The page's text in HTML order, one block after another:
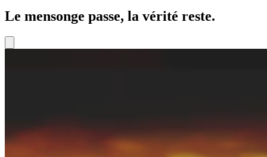
Le mensonge passe, la vérité reste.